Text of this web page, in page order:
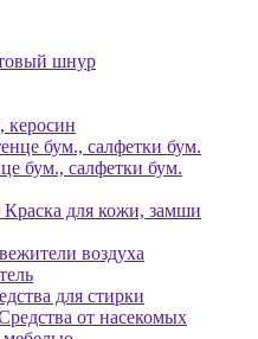
шнур
керосин
бум., салфетки бум.
Краска для кожи, замши
воздуха
для стирки
от насекомых